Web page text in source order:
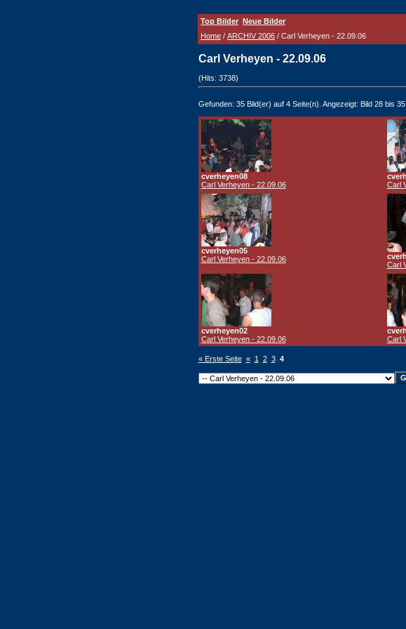
Top Bilder Neue Bilder
Home / ARCHIV 2006 / Carl Verheyen - 22.09.06
Carl Verheyen - 22.09.06
(Hits: 3738)
Gefunden: 35 Bild(er) auf 4 Seite(n). Angezeigt: Bild 28 bis 35.
cverheyen08
Carl Verheyen - 22.09.06
Carl
cverheyen05
Carl Verheyen - 22.09.06
Carl
cverheyen02
Carl Verheyen - 22.09.06
Carl
« Erste Seite « 1 2 3 4